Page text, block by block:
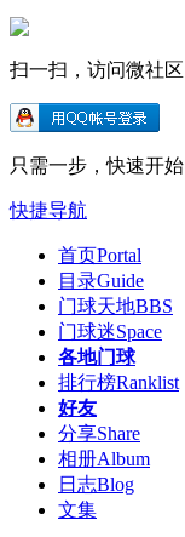
扫一扫，访问微社区
只需一步，快速开始
快捷导航
首页Portal
目录Guide
门球天地BBS
门球迷Space
各地门球
排行榜Ranklist
好友
分享Share
相册Album
日志Blog
文集